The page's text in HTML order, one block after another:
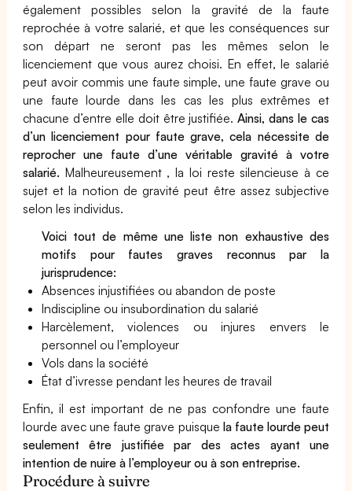
également possibles selon la gravité de la faute
reprochée à votre salarié, et que les conséquences sur
son départ ne seront pas les mêmes selon le
licenciement que vous aurez choisi. En effet, le salarié
peut avoir commis une faute simple, une faute grave ou
une faute lourde dans les cas les plus extrêmes et
chacune d’entre elle doit être justifiée.Ainsi, dans le cas
d’un licenciement pour faute grave, cela nécessite de
reprocher une faute d’une véritable gravité à votre
salarié. Malheureusement , la loi reste silencieuse à ce
sujet et la notion de gravité peut être assez subjective
selon les individus.
Voici tout de même une liste non exhaustive des
motifs pour fautes graves reconnus par la
jurisprudence:
Absences injustifiées ou abandon de poste
Indiscipline ou insubordination du salarié
Harcèlement, violences ou injures envers le
personnel ou l’employeur
Vols dans la société
État d’ivresse pendant les heures de travail
Enfin, il est important de ne pas confondre une faute
lourde avec une faute grave puisque la faute lourde peut
seulement être justifiée par des actes ayant une
intention de nuire à l’employeur ou à son entreprise.
Procédure à suivre